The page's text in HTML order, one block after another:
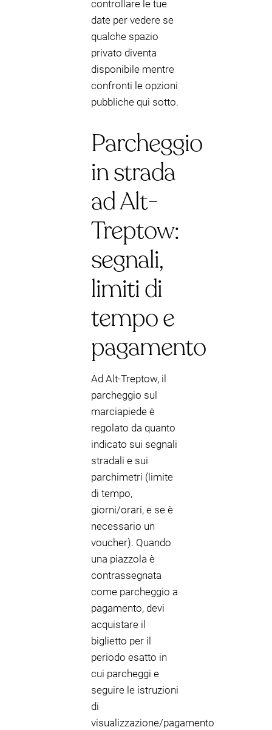
controllare le tue
date per vedere se
qualche spazio
privato diventa
disponibile mentre
confronti le opzioni
pubbliche qui sotto.
Parcheggio
in strada
ad Alt-
Treptow:
segnali,
limiti di
tempo e
pagamento
Ad Alt-Treptow, il
parcheggio sul
marciapiede è
regolato da quanto
indicato sui segnali
stradali e sui
parchimetri (limite
di tempo,
giorni/orari, e se è
necessario un
voucher). Quando
una piazzola è
contrassegnata
come parcheggio a
pagamento, devi
acquistare il
biglietto per il
periodo esatto in
cui parcheggi e
seguire le istruzioni
di
visualizzazione/pagamento